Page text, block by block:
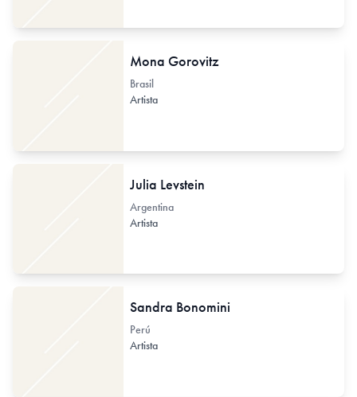
Mona Gorovitz
Brasil
Artista
Julia Levstein
Argentina
Artista
Sandra Bonomini
Perú
Artista